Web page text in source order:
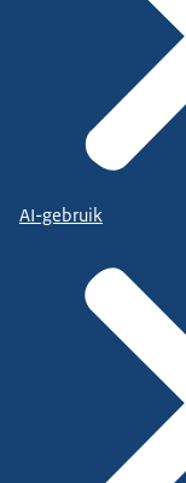
AI-gebruik